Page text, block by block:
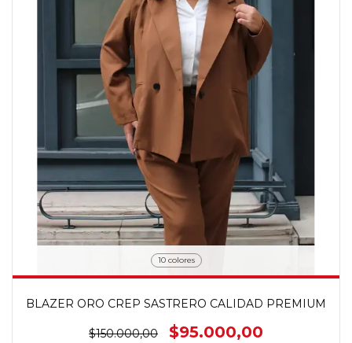
10 colores
BLAZER ORO CREP SASTRERO CALIDAD PREMIUM
$150.000,00 $95.000,00